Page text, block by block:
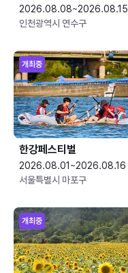
2026.08.08~2026.08.15
인천광역시 연수구
개최중
한강페스티벌
2026.08.01~2026.08.16
서울특별시 마포구
개최중